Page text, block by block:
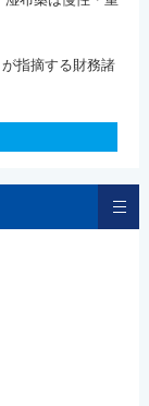
指摘する財務諸